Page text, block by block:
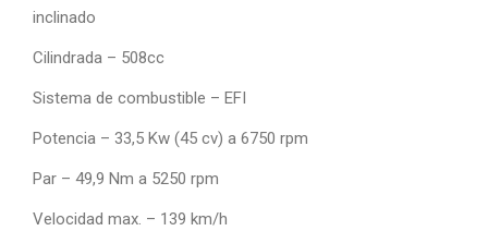
inclinado
Cilindrada – 508cc
Sistema de combustible – EFI
Potencia – 33,5 Kw (45 cv) a 6750 rpm
Par – 49,9 Nm a 5250 rpm
Velocidad max. – 139 km/h